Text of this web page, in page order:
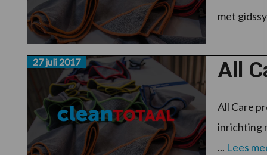
met
All
27 juli 2017
All Care
inrichting
... Lees